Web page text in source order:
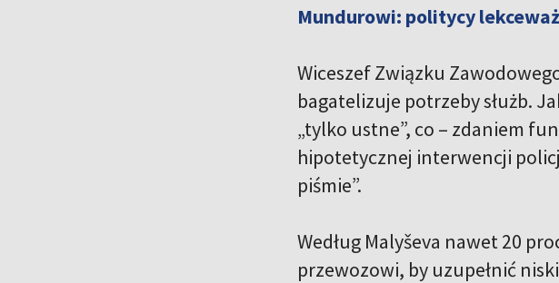
Mundurowi: politycy
Wiceszef Związku
bagatelizuje potrzeby służb.
„tylko ustne”, co – zdaniem
hipotetycznej interwencji
piśmie”.
Według Malyševa nawet 20
przewozowi, by uzupełnić